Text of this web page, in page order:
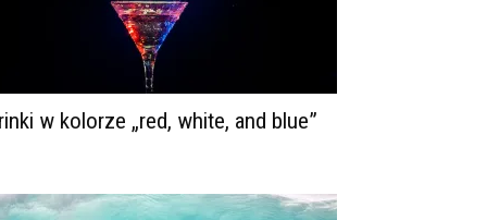
w kolorze „red, white, and blue”